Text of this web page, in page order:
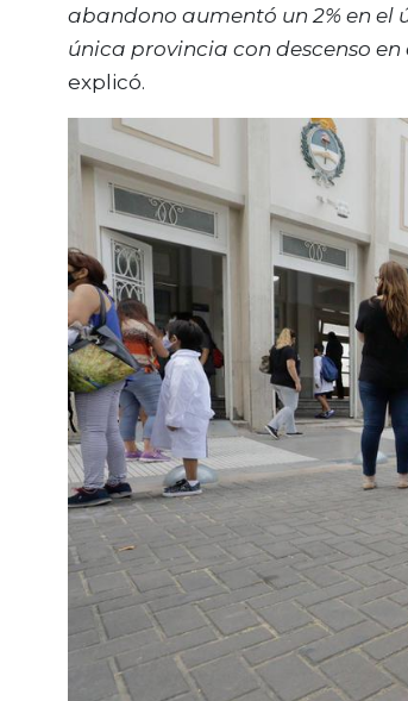
abandono aumentó un 2% en
única provincia con descenso
explicó.